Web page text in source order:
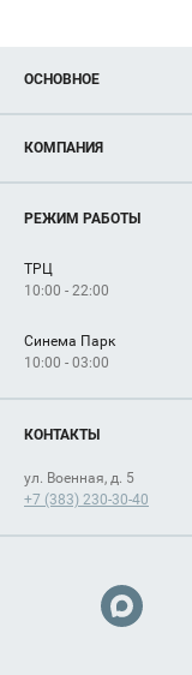
ОСНОВНОЕ
Новости
Магазины
Услуги
КОМПАНИЯ
Рекламодателям
Как добраться
РЕЖИМ РАБОТЫ
ТРЦ
10:00 - 22:00
Синема Парк
10:00 - 03:00
КОНТАКТЫ
ул. Военная, д. 5
+7 (383) 230-30-40